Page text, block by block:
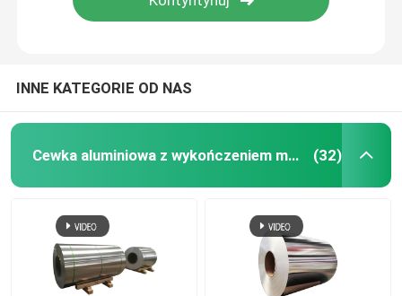
Kontrola jakości
Poprosić o wycenę
Cewka aluminiowa z wykończeniem młyna
INNE KATEGORIE OD NAS
Cewka aluminiowa z wykończeniem młyna (32)